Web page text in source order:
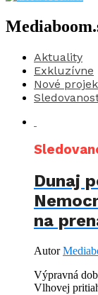
Aktuality
Exkluzívne
Nové
Dunaj
na
Autor
Výpravná
Vlhovej